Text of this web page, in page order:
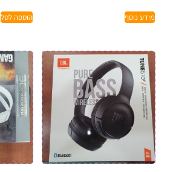
מידע נוסף הוספה לסל